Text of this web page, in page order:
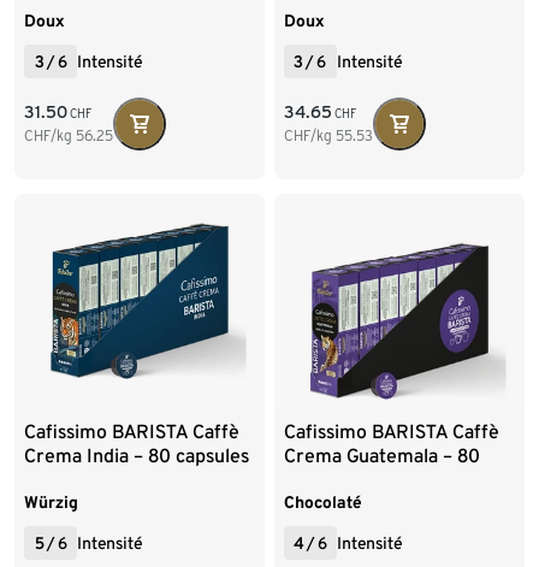
Doux
3/6 Intensité
31.50CHF
CHF/kg 56.25
Doux
3 /6 Intensité
34.65 CHF
CHF/kg 55.53
Cafissimo BARISTA Caffè
Crema India – 80 capsules
Würzig
5/6 Intensité
Cafissimo BARISTA Caffè
Crema Guatemala – 80
Chocolaté
4/6 Intensité